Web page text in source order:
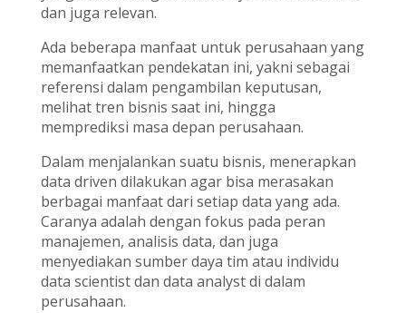
dan juga relevan.
Ada beberapa manfaat untuk perusahaan yang
memanfaatkan pendekatan ini, yakni sebagai
referensi dalam pengambilan keputusan,
melihat tren bisnis saat ini, hingga
memprediksi masa depan perusahaan.
Dalam menjalankan suatu bisnis, menerapkan
data driven dilakukan agar bisa merasakan
berbagai manfaat dari setiap data yang ada.
Caranya adalah dengan fokus pada peran
manajemen, analisis data, dan juga
menyediakan sumber daya tim atau individu
data scientist dan data analyst di dalam
perusahaan.